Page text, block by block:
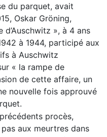
du parquet, avait
Oskar Gröning,
», à 4 ans
à Auschwitz
« la rampe de
de cette affaire, un
nouvelle fois approuvé
procès,
aux meurtres dans